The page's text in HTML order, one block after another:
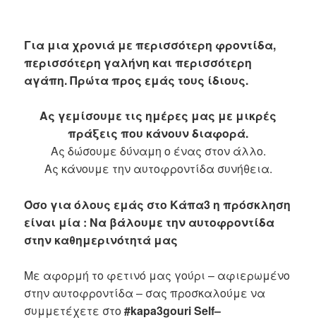
Για μια χρονιά με περισσότερη φροντίδα,
περισσότερη γαλήνη και περισσότερη
αγάπη. Πρώτα προς εμάς τους ίδιους.
Ας γεμίσουμε τις ημέρες μας με μικρές
πράξεις που κάνουν διαφορά.
Ας δώσουμε δύναμη ο ένας στον άλλο.
Ας κάνουμε την αυτοφροντίδα συνήθεια.
Όσο για όλους εμάς στο Κάπα3 η πρόσκληση
είναι μία : Να βάλουμε την αυτοφροντίδα
στην καθημερινότητά μας
Με αφορμή το φετινό μας γούρι – αφιερωμένο
στην αυτοφροντίδα – σας προσκαλούμε να
συμμετέχετε στο#kapa3gouriSelf–